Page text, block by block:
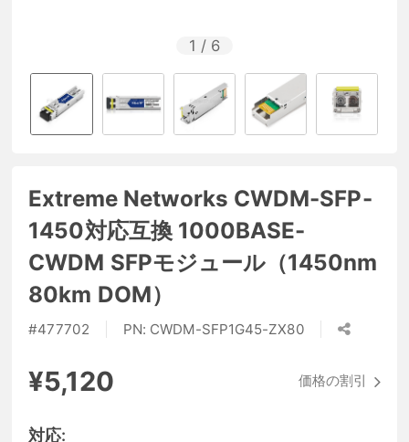
1 / 6
Extreme Networks CWDM-SFP-
1450対応互換 1000BASE-
CWDM SFPモジュール（1450nm
80km DOM）
#477702 PN: CWDM-SFP1G45-ZX80
¥5,120 価格の割引
対応: